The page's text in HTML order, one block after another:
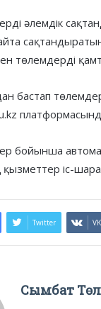
әлемдік
төлемдерді
бастап
бойынша
іс-
Twitter
Сымбат